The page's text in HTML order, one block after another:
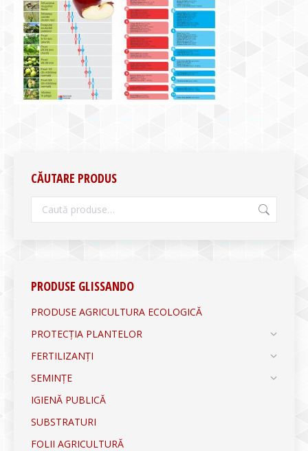
CĂUTARE PRODUS
PRODUSE GLISSANDO
PRODUSE AGRICULTURA ECOLOGICĂ
PROTECȚIA PLANTELOR
FERTILIZANȚI
SEMINȚE
IGIENĂ PUBLICĂ
SUBSTRATURI
FOLII AGRICULTURĂ